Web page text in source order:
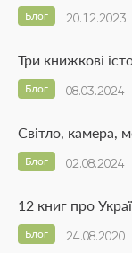
20.12.2023
Блог
Три книжкові
08.03.2024
Блог
Світло, камера,
02.08.2024
Блог
12 книг про
24.08.2020
Блог